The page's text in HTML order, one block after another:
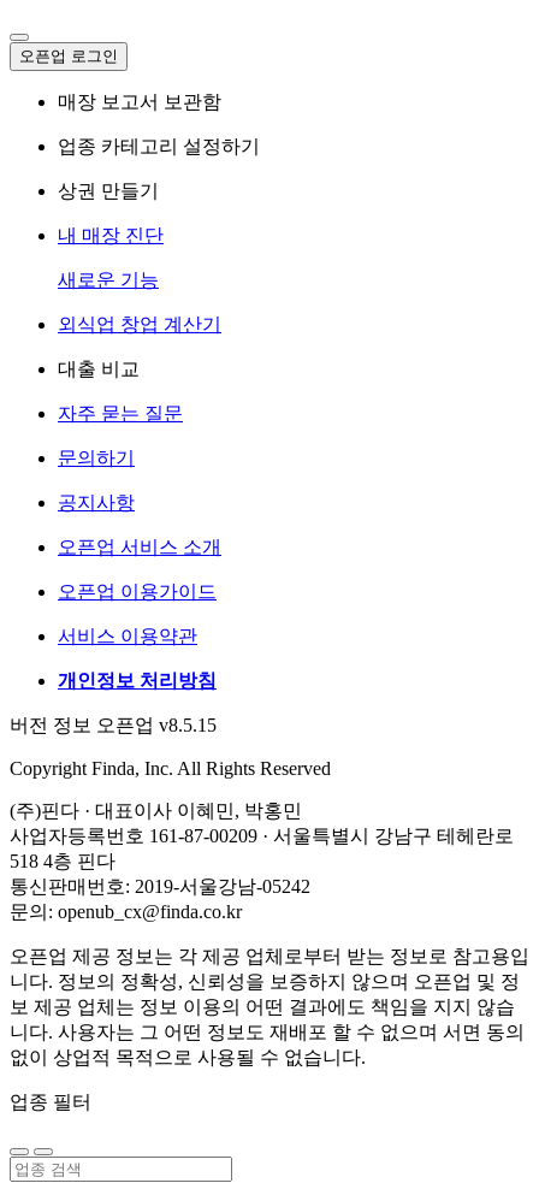
오픈업 로그인
매장 보고서 보관함
업종 카테고리 설정하기
상권 만들기
내 매장 진단
새로운 기능
외식업 창업 계산기
대출 비교
자주 묻는 질문
문의하기
공지사항
오픈업 서비스 소개
오픈업 이용가이드
서비스 이용약관
개인정보 처리방침
버전 정보 오픈업 v8.5.15
Copyright Finda, Inc. All Rights Reserved
(주)핀다 · 대표이사 이혜민, 박홍민
사업자등록번호 161-87-00209 · 서울특별시 강남구 테헤란로
518 4층 핀다
통신판매번호: 2019-서울강남-05242
문의: openub_cx@finda.co.kr
오픈업 제공 정보는 각 제공 업체로부터 받는 정보로 참고용입
니다. 정보의 정확성, 신뢰성을 보증하지 않으며 오픈업 및 정
보 제공 업체는 정보 이용의 어떤 결과에도 책임을 지지 않습
니다. 사용자는 그 어떤 정보도 재배포 할 수 없으며 서면 동의
없이 상업적 목적으로 사용될 수 없습니다.
업종 필터